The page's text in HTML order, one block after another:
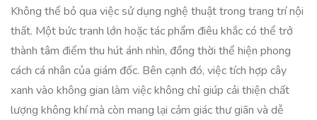
Không thể bỏ qua việc sử dụng nghệ thuật trong trang trí nội
thất. Một bức tranh lớn hoặc tác phẩm điêu khắc có thể trở
thành tâm điểm thu hút ánh nhìn, đồng thời thể hiện phong
cách cá nhân của giám đốc. Bên cạnh đó, việc tích hợp cây
xanh vào không gian làm việc không chỉ giúp cải thiện chất
lượng không khí mà còn mang lại cảm giác thư giãn và dễ